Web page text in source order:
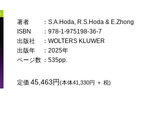
著者
：S.A.Hoda, R.S.Hoda & E.Zhong
ISBN
：978-1-975198-36-7
出版社
：WOLTERS KLUWER
出版年
：2025年
ページ数 ：535pp.
定価45,463円(本体41,330円 ＋ 税)